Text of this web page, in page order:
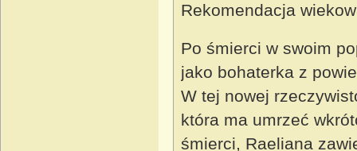
Rekomendacja
Po śmierci w swoim
jako bohaterka z
W tej nowej
która ma umrzeć
śmierci, Raeliana